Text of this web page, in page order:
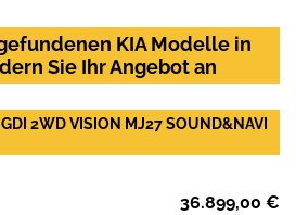
KIA Modelle in
Sie Ihr Angebot an
2WD VISION MJ27 SOUND&NAVI
36.899,00 €